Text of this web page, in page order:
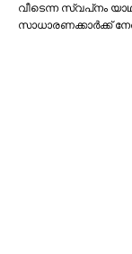
വീടെന്ന സ്വപ്‌നം
സാധാരണക്കാര്‍ക്ക്